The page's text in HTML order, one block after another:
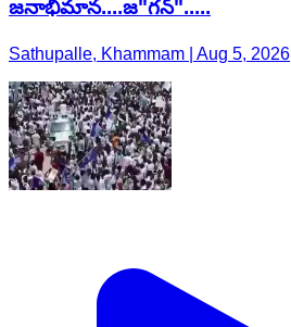
జనాభిమాన....జ"గన్".....
Sathupalle, Khammam | Aug 5, 2026